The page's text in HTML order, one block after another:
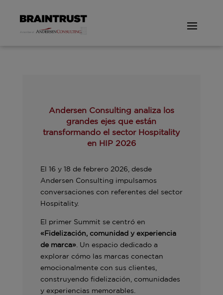
Andersen Consulting analiza los
grandes ejes que están
transformando el sector Hospitality
en HIP 2026
El 16 y 18 de febrero 2026, desde
Andersen Consulting impulsamos
conversaciones con referentes del sector
Hospitality.
El primer Summit se centró en
«Fidelización, comunidad y experiencia
de marca». Un espacio dedicado a
explorar cómo las marcas conectan
emocionalmente con sus clientes,
construyendo fidelización, comunidades
y experiencias memorables.